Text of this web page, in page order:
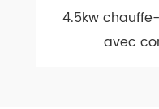
4.5kw
avec